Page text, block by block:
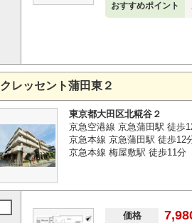
おすすめポイント
クレッセント蒲田東２
東京都大田区北糀谷２
京急空港線 京急蒲田駅 徒歩
京急本線 京急蒲田駅 徒歩12
京急本線 梅屋敷駅 徒歩11分
価格